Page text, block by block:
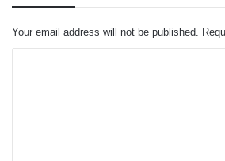
Your email address will not be published.